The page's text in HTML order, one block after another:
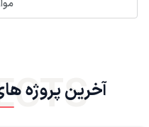
آخرین پروژه